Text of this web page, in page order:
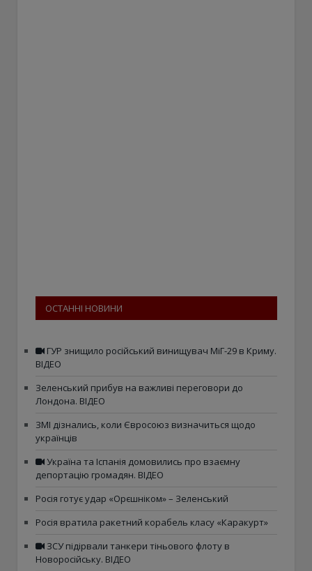
ОСТАННІ НОВИНИ
ГУР знищило російський винищувач МіГ-29 в Криму.
ВІДЕО
Зеленський прибув на важливі переговори до
Лондона. ВІДЕО
ЗМІ дізнались, коли Євросоюз визначиться щодо
українців
Україна та Іспанія домовились про взаємну
депортацію громадян. ВІДЕО
Росія готує удар «Орєшніком» – Зеленський
Росія вратила ракетний корабель класу «Каракурт»
ЗСУ підірвали танкери тіньового флоту в
Новоросійську. ВІДЕО